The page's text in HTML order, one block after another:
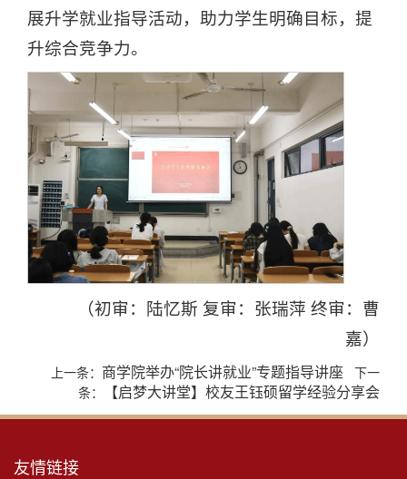
展升学就业指导活动，助力学生明确目标，提
升综合竞争力。
（初审：陆忆斯 复审：张瑞萍 终审：曹
嘉）
上一条： 商学院举办“院长讲就业”专题指导讲座 下一
条：
【启梦大讲堂】校友王钰硕留学经验分享会
友情链接